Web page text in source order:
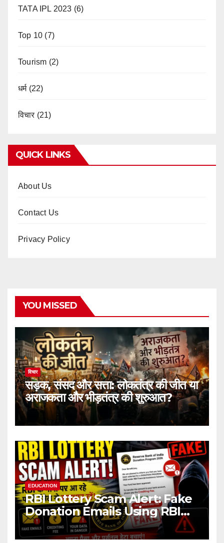
TATA IPL 2023 (6)
Top 10 (7)
Tourism (2)
धर्म(22)
विचार (21)
QUICK LINKS
About Us
Contact Us
Privacy Policy
YOU MISSED
विचार
सड़क, संसद और सत्ता: लोकतंत्र की जीत या
अराजकता और भीड़तंत्र की शुरुआत?
EDUCATION
RBI Lottery Scam Alert: Fake
Donation Emails Using RBI
Name Target Indian Users